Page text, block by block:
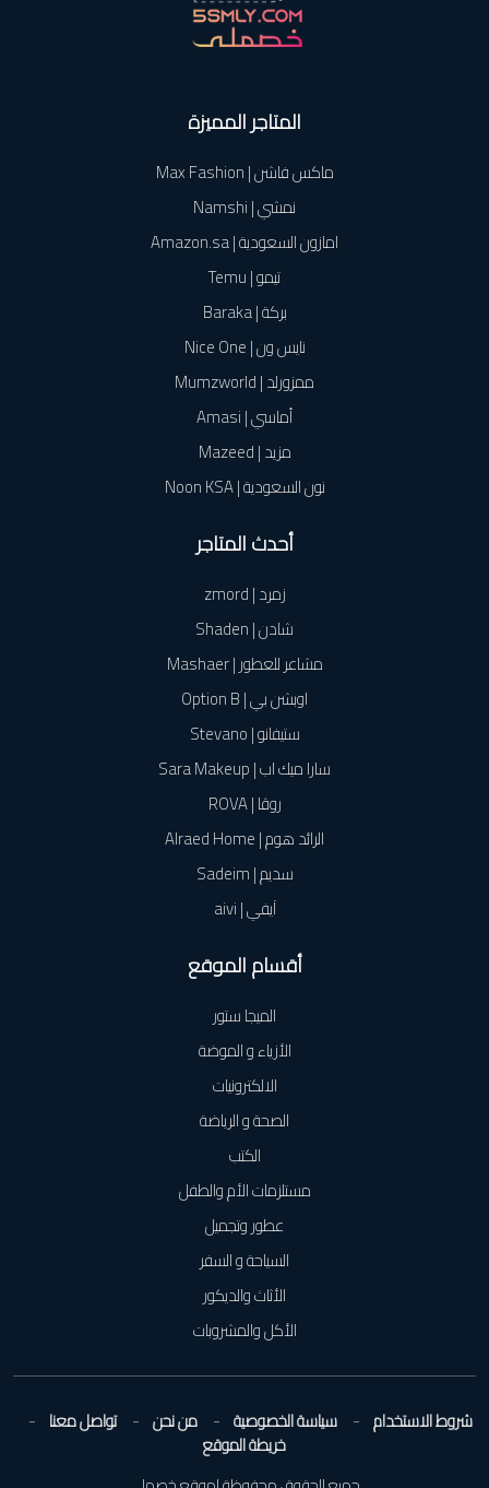
المتاجر المميزة
ماكس فاشن | Max Fashion
نمشي | Namshi
امازون السعودية | Amazon.sa
تيمو | Temu
بركة | Baraka
نايس ون | Nice One
ممزورلد | Mumzworld
أماسي | Amasi
مزيد | Mazeed
نون السعودية | Noon KSA
أحدث المتاجر
زمرد | zmord
شادن | Shaden
مشاعر للعطور | Mashaer
اوبشن بي | Option B
ستيفانو | Stevano
سارا ميك اب | Sara Makeup
روڤا | ROVA
الرائد هوم | Alraed Home
سديم | Sadeim
آيفي | aivi
أقسام الموقع
الميجا ستور
الأزياء و الموضة
الالكترونيات
الصحة و الرياضة
الكتب
مستلزمات الأم والطفل
عطور وتجميل
السياحة و السفر
الأثاث والديكور
الأكل والمشروبات
شروط الاستخدام سياسة الخصوصية من نحن تواصل معنا
خريطة الموقع